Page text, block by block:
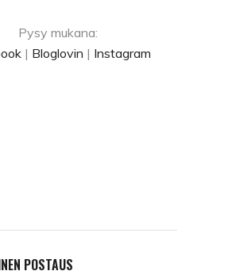
Pysy mukana:
| Bloglovin | Instagram
POSTAUS